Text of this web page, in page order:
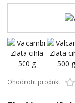
Ohodnotit produkt